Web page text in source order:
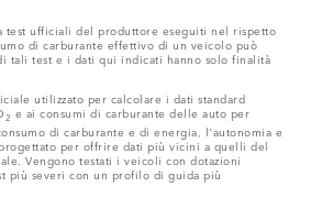
test ufficiali del produttore eseguiti nel rispetto
di carburante effettivo di un veicolo può
tali test e i dati qui indicati hanno solo finalità
utilizzato per calcolare i dati standard
2 e ai consumi di carburante delle auto per
di carburante e di energia, l'autonomia e
per offrire dati più vicini a quelli del
Vengono testati i veicoli con dotazioni
più severi con un profilo di guida più